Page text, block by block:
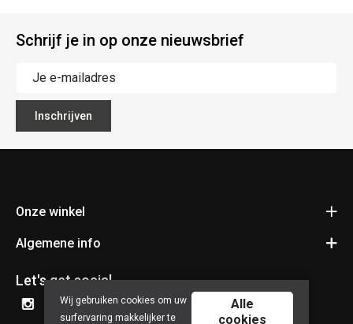
Schrijf je in op onze nieuwsbrief
Inschrijven
Onze winkel
Fietsen Pauwels
3920 Lommel
Bereken je route
+32 11 34 55 24
Algemene info
Contact
Algemene voorwaarden
Let's get social
Wij gebruiken cookies om uw
surfervaring makkelijker te
Alle
cookies